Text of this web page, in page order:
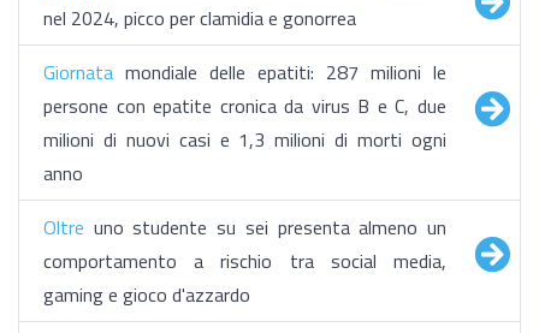
nel 2024, picco per clamidia e gonorrea
Giornata mondiale delle epatiti: 287 milioni le
persone con epatite cronica da virus B e C, due
milioni di nuovi casi e 1,3 milioni di morti ogni
anno
​Oltre uno studente su sei presenta almeno un
comportamento a rischio tra social media,
gaming e gioco d'azzardo